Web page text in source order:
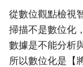
從數位觀點檢視
掃描不是數位化
數據是不能分析
所以數位化是【